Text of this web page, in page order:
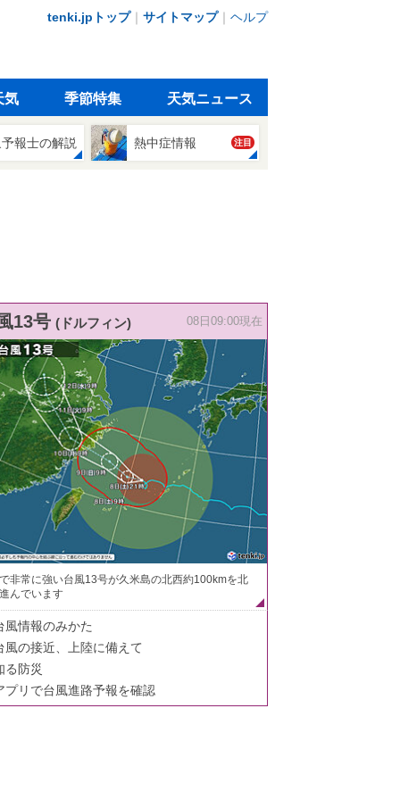
tenki.jpトップ｜ サイトマップ｜ ヘルプ
気 季節特集 天気ニュース
報士の解説 熱中症情報 注目
13号 (ドルフィン) 08日09:00現在
非常に強い台風13号が久米島の北西約100kmを北
んでいます
風情報のみかた
風の接近、上陸に備えて
る防災
プリで台風進路予報を確認